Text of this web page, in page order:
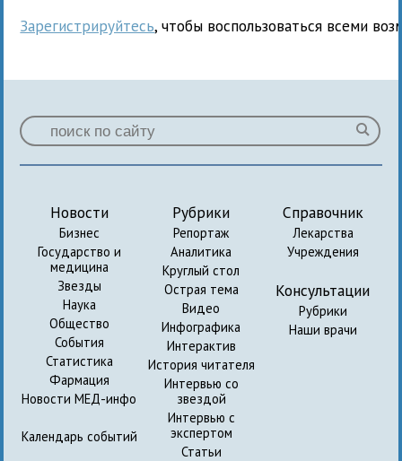
Зарегистрируйтесь, чтобы воспользоваться всеми
Новости
Бизнес
Государство и
медицина
Звезды
Наука
Общество
События
Статистика
Фармация
Новости МЕД-инфо
Календарь событий
Рубрики
Репортаж
Аналитика
Круглый стол
Острая тема
Видео
Инфографика
Интерактив
История читателя
Интервью со
звездой
Интервью с
экспертом
Статьи
Справочник
Лекарства
Учреждения
Консультации
Рубрики
Наши врачи